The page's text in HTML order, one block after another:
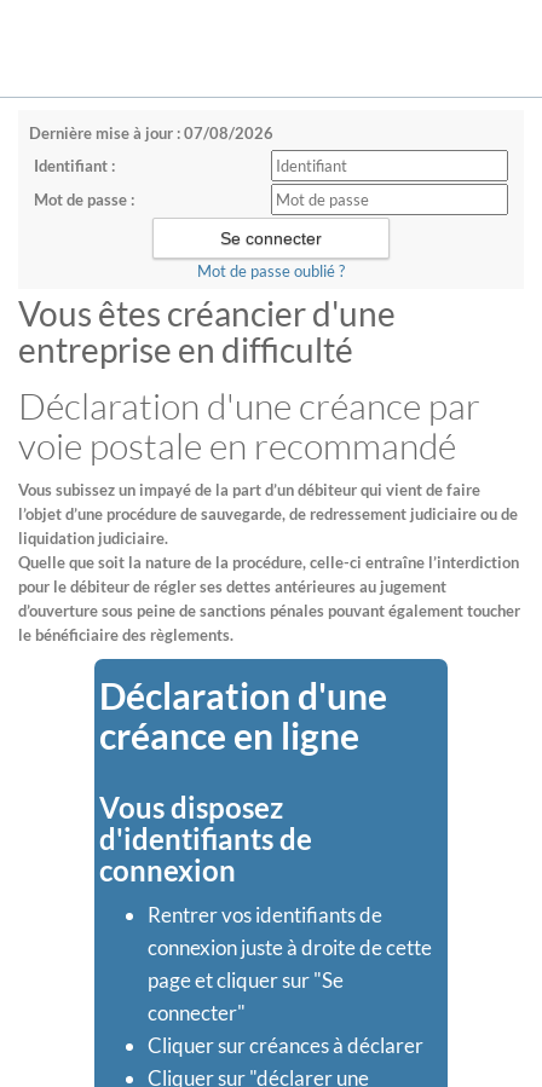
Dernière mise à jour : 07/08/2026
Identifiant :
Mot de passe :
Mot de passe oublié ?
Vous êtes créancier d'une
entreprise en difficulté
Déclaration d'une créance par
voie postale en recommandé
Vous subissez un impayé de la part d’un débiteur qui vient de faire
l’objet d’une procédure de sauvegarde, de redressement judiciaire ou de
liquidation judiciaire.
Quelle que soit la nature de la procédure, celle-ci entraîne l’interdiction
pour le débiteur de régler ses dettes antérieures au jugement
d’ouverture sous peine de sanctions pénales pouvant également toucher
le bénéficiaire des règlements.
Déclaration d'une
créance en ligne
Vous disposez
d'identifiants de
connexion
Rentrer vos identifiants de
connexion juste à droite de cette
page et cliquer sur "Se
connecter"
Cliquer sur créances à déclarer
Cliquer sur "déclarer une